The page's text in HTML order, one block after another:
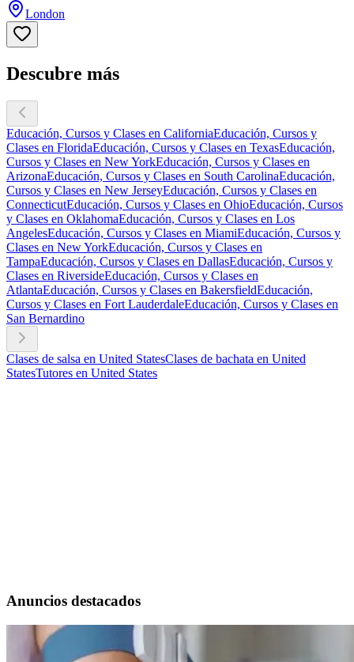
London
Descubre más
Educación, Cursos y Clases en CaliforniaEducación, Cursos y
Clases en FloridaEducación, Cursos y Clases en TexasEducación,
Cursos y Clases en New YorkEducación, Cursos y Clases en
ArizonaEducación, Cursos y Clases en South CarolinaEducación,
Cursos y Clases en New JerseyEducación, Cursos y Clases en
ConnecticutEducación, Cursos y Clases en OhioEducación, Cursos
y Clases en OklahomaEducación, Cursos y Clases en Los
AngelesEducación, Cursos y Clases en MiamiEducación, Cursos y
Clases en New YorkEducación, Cursos y Clases en
TampaEducación, Cursos y Clases en DallasEducación, Cursos y
Clases en RiversideEducación, Cursos y Clases en
AtlantaEducación, Cursos y Clases en BakersfieldEducación,
Cursos y Clases en Fort LauderdaleEducación, Cursos y Clases en
San Bernardino
Clases de salsa en United StatesClases de bachata en United
StatesTutores en United States
Anuncios destacados